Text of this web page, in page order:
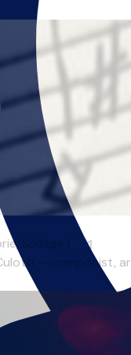
— componist,